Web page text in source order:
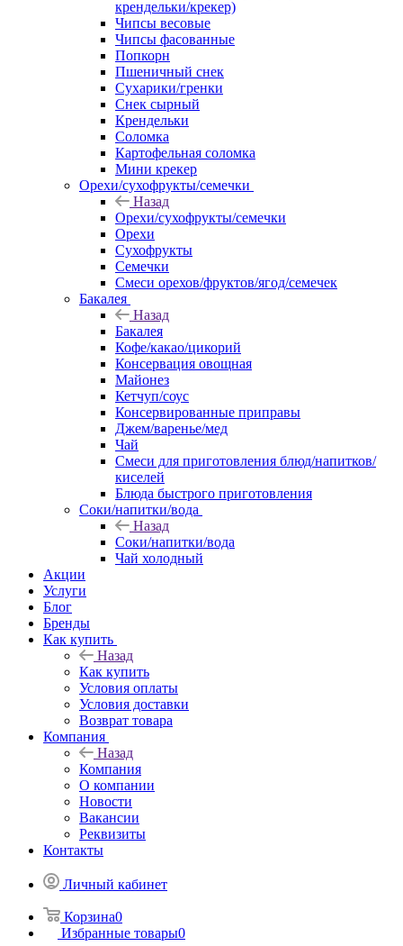
крендельки/крекер)
Чипсы весовые
Чипсы фасованные
Попкорн
Пшеничный снек
Сухарики/гренки
Снек сырный
Крендельки
Соломка
Картофельная соломка
Мини крекер
Орехи/сухофрукты/семечки
Назад
Орехи/сухофрукты/семечки
Орехи
Сухофрукты
Семечки
Смеси орехов/фруктов/ягод/семечек
Бакалея
Назад
Бакалея
Кофе/какао/цикорий
Консервация овощная
Майонез
Кетчуп/соус
Консервированные приправы
Джем/варенье/мед
Чай
Смеси для приготовления блюд/напитков/
киселей
Блюда быстрого приготовления
Соки/напитки/вода
Назад
Соки/напитки/вода
Чай холодный
Акции
Услуги
Блог
Бренды
Как купить
Назад
Как купить
Условия оплаты
Условия доставки
Возврат товара
Компания
Назад
Компания
О компании
Новости
Вакансии
Реквизиты
Контакты
Личный кабинет
Корзина0
Избранные товары0